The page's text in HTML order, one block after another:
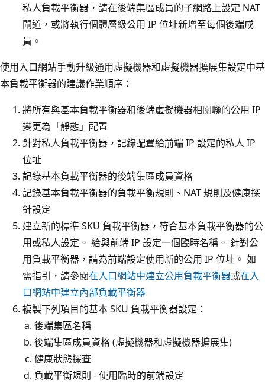
私人負載平衡器，請在後端集區成員的子網路上設定 NAT
閘道，或將執行個體層級公用 IP 位址新增至每個後端成
員。
使用入口網站手動升級通用虛擬機器和虛擬機器擴展集設定中基
本負載平衡器的建議作業順序：
將所有與基本負載平衡器和後端虛擬機器相關聯的公用 IP
變更為「靜態」配置
針對私人負載平衡器，記錄配置給前端 IP 設定的私人 IP
位址
記錄基本負載平衡器的後端集區成員資格
記錄基本負載平衡器的負載平衡規則、NAT 規則及健康探
針設定
建立新的標準 SKU 負載平衡器，符合基本負載平衡器的公
用或私人設定。 給與前端 IP 設定一個臨時名稱。 針對公
用負載平衡器，請為前端設定使用新的公用 IP 位址。 如
需指引，請參閱在入口網站中建立公用負載平衡器或在入
口網站中建立內部負載平衡器
複製下列項目的基本 SKU 負載平衡器設定：
後端集區名稱
後端集區成員資格 (虛擬機器和虛擬機器擴展集)
健康狀態探查
負載平衡規則 - 使用臨時的前端設定